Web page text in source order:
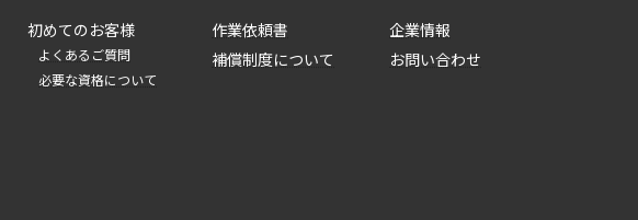
初めてのお客様
よくあるご質問
必要な資格について
作業依頼書
補償制度について
企業情報
お問い合わせ